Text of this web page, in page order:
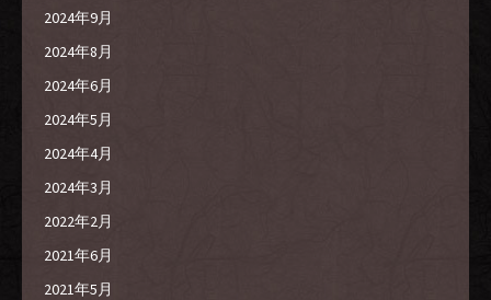
2024年9月
2024年8月
2024年6月
2024年5月
2024年4月
2024年3月
2022年2月
2021年6月
2021年5月